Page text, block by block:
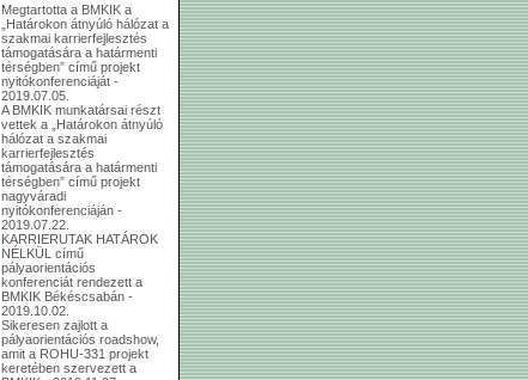
Megtartotta a BMKIK a
„Határokon átnyúló hálózat a
szakmai karrierfejlesztés
támogatására a határmenti
térségben” című projekt
nyitókonferenciáját -
2019.07.05.
A BMKIK munkatársai részt
vettek a „Határokon átnyúló
hálózat a szakmai
karrierfejlesztés
támogatására a határmenti
térségben” című projekt
nagyváradi
nyitókonferenciáján -
2019.07.22.
KARRIERUTAK HATÁROK
NÉLKÜL című
pályaorientációs
konferenciát rendezett a
BMKIK Békéscsabán -
2019.10.02.
Sikeresen zajlott a
pályaorientációs roadshow,
amit a ROHU-331 projekt
keretében szervezett a